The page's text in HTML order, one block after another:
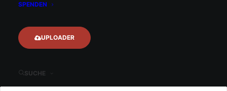
SPENDEN
UPLOADER
SUCHE
Mädchen müssen
nicht mehr
draußen bleiben
VONMICHAEL FRANKE | 3 MINUTEN